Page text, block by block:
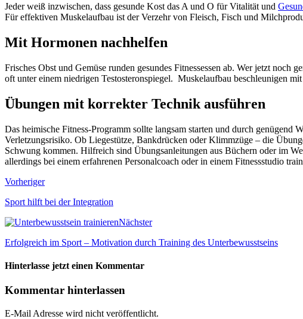
Jeder weiß inzwischen, dass gesunde Kost das A und O für Vitalität und
Für effektiven Muskelaufbau ist der Verzehr von Fleisch, Fisch und
Mit Hormonen nachhelfen
Frisches Obst und Gemüse runden gesundes Fitnessessen ab. Wer jetzt
oft unter einem niedrigen Testosteronspiegel. Muskelaufbau beschleunigen
Übungen mit korrekter Technik ausführen
Das heimische Fitness-Programm sollte langsam starten und durch
Verletzungsrisiko. Ob Liegestütze, Bankdrücken oder Klimmzüge – die
Schwung kommen. Hilfreich sind Übungsanleitungen aus Büchern oder im
allerdings bei einem erfahrenen Personalcoach oder in einem Fitnessstudio
Vorheriger
Sport hilft bei der Integration
Nächster
Erfolgreich im Sport – Motivation durch Training des Unterbewusstseins
Hinterlasse jetzt einen Kommentar
Kommentar hinterlassen
E-Mail Adresse wird nicht veröffentlicht.